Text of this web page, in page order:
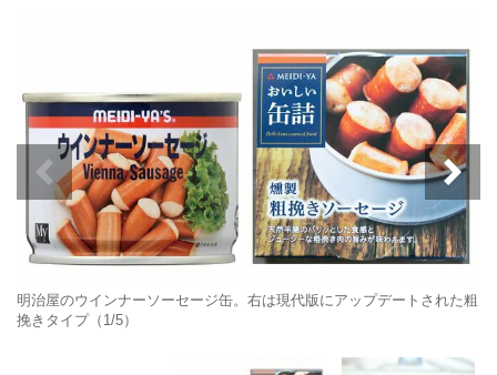
明治屋のウインナーソーセージ缶。右は現代版にアップデートされた粗
挽きタイプ（1/5）